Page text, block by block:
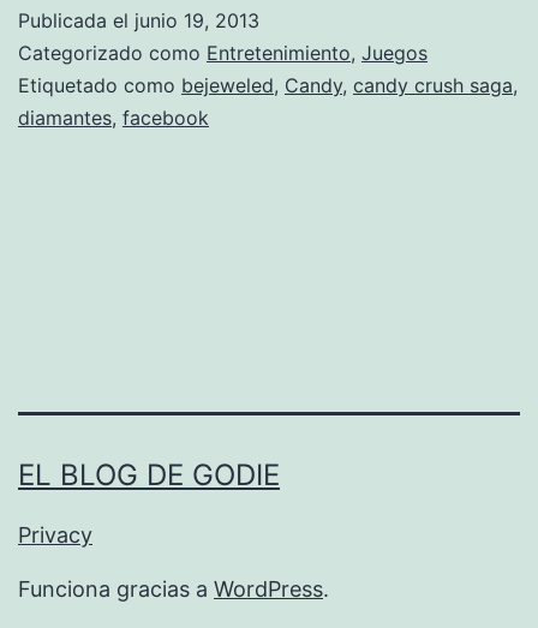
d
y
g
Publicada el junio 19, 2013
Categorizado como Entretenimiento, Juegos
Etiquetado como bejeweled, Candy, candy crush saga,
diamantes, facebook
EL BLOG DE GODIE
Privacy
Funciona gracias a WordPress.